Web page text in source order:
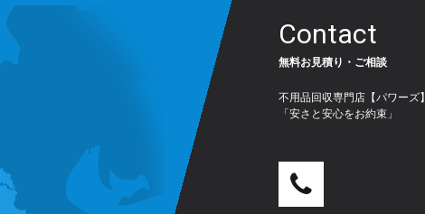
Contact
無料お見積り・ご相談
不用品回収専門店【パワーズ】
「安さと安心をお約束」